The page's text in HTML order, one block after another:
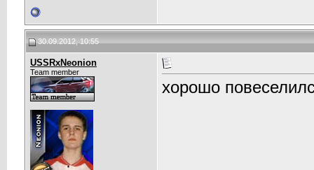
30.09.2012, 10:55
USSRxNeonion
Team member
хорошо